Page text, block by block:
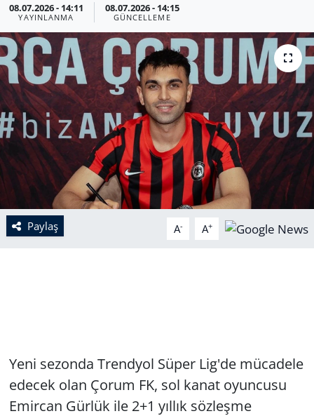
08.07.2026 - 14:11
YAYINLANMA
08.07.2026 - 14:15
GÜNCELLEME
Paylaş A- A+
Yeni sezonda Trendyol Süper Lig'de mücadele
edecek olan Çorum FK, sol kanat oyuncusu
Emircan Gürlük ile 2+1 yıllık sözleşme